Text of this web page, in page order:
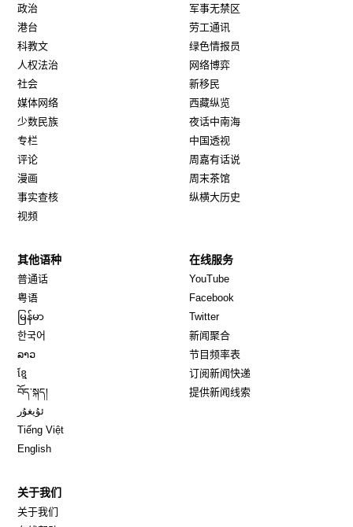
政治
港台
科教文
人权法治
社会
媒体网络
少数民族
专栏
评论
漫画
事实查核
视频
军事无禁区
劳工通讯
绿色情报员
网络博弈
新移民
西藏纵览
夜话中南海
中国透视
周嘉有话说
周末茶馆
纵横大历史
其他语种
普通话
粤语
မြန်မာ
한국어
ລາວ
ខ្មែ
བོད་སྐད།
ئۇيغۇر
Tiếng Việt
English
在线服务
YouTube
Facebook
TwitterOpens in new window
新闻聚合
节目频率表
订阅新闻快递
提供新闻线索
关于我们
关于我们